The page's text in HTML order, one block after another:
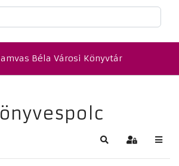
Béla Városi Könyvtár
Keresés